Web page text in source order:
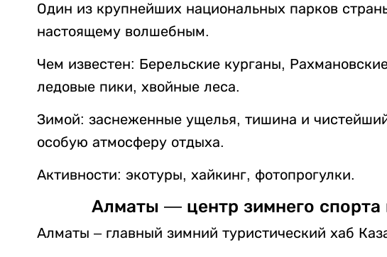
Один из крупнейших национальных парков
настоящему волшебным.
Чем известен: Берельские курганы,
ледовые пики, хвойные леса.
Зимой: заснеженные ущелья, тишина и
особую атмосферу отдыха.
Активности: экотуры, хайкинг, фотопрогулки.
Алматы — центр зимнего спорта
Алматы – главный зимний туристический хаб